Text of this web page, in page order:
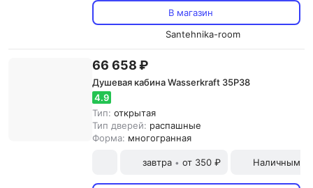
В магазин
Santehnika-room
66 658 ₽
Душевая кабина Wasserkraft 35P38
4.9
Тип: открытая
Тип дверей: распашные
Форма: многогранная
завтра • от 350 ₽ Наличными